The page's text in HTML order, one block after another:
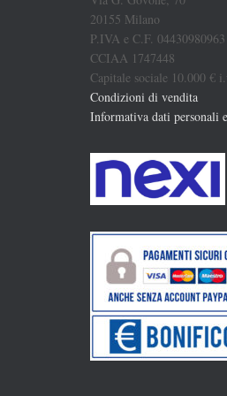
20155 Milano
P.IVA e C.F. 04430980963
CCIAA 1747448
Capitale sociale 10.000 €
Condizioni di vendita
Informativa dati personali